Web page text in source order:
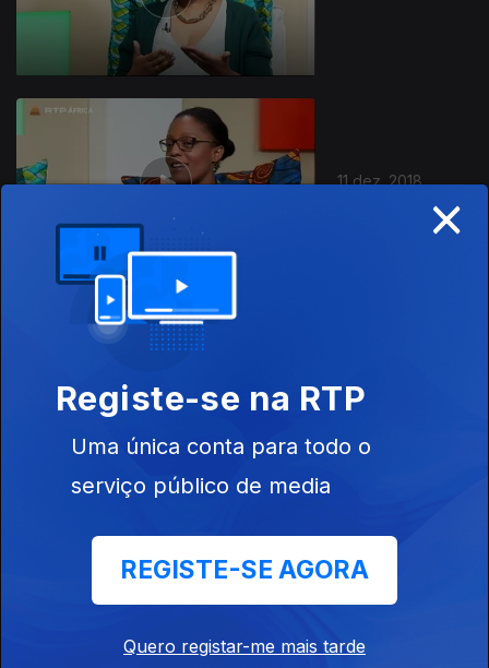
11 dez. 2018
07 dez. 2018
×
Registe-se na RTP
Uma única conta para todo o
serviço público de media
REGISTE-SE AGORA
Quero registar-me mais tarde